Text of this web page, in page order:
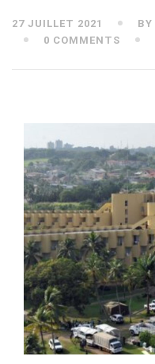
27 JUILLET 2021 BY
0 COMMENTS